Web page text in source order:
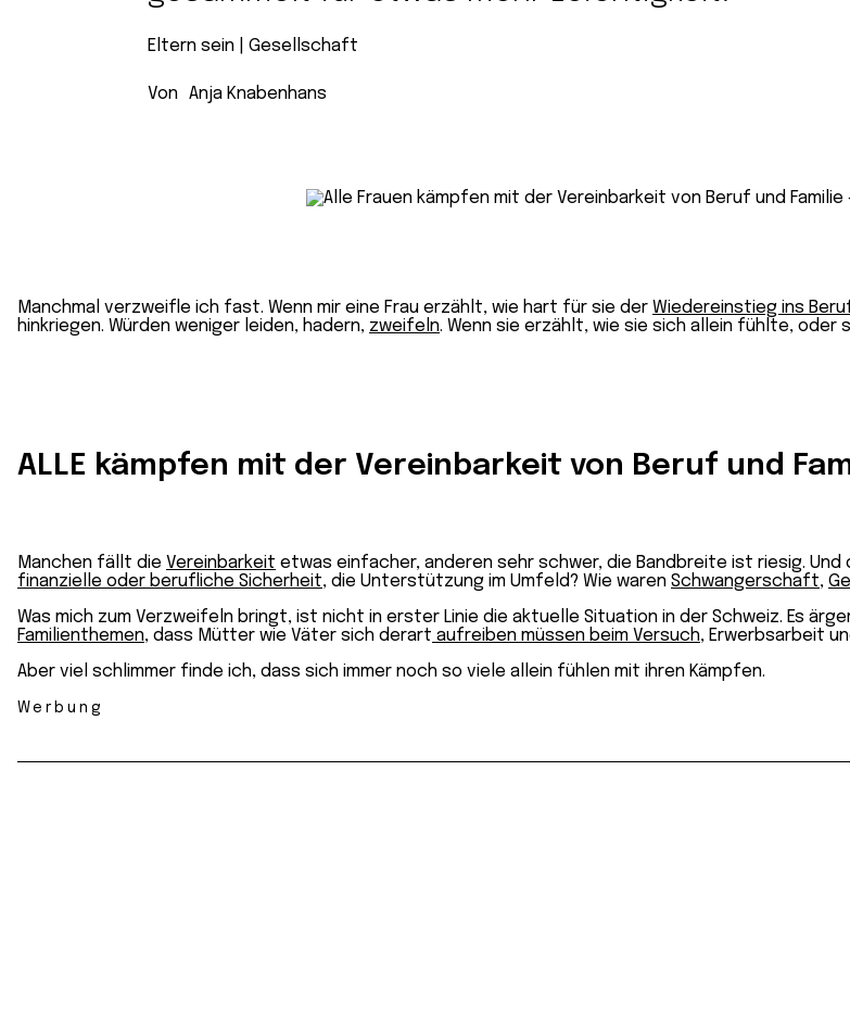
Eltern sein Gesellschaft
Von Anja Knabenhans
Manchmal verzweifle ich fast. Wenn mir eine Frau erzählt, wie hart für sie der Wiedereinstieg ins
hinkriegen. Würden weniger leiden, hadern, zweifeln. Wenn sie erzählt, wie sie sich allein fühlte, oder
ALLE kämpfen mit der Vereinbarkeit von Beruf und
Manchen fällt die Vereinbarkeit etwas einfacher, anderen sehr schwer, die Bandbreite ist riesig.
finanzielle oder berufliche Sicherheit, die Unterstützung im Umfeld? Wie waren Schwangerschaft,
Was mich zum Verzweifeln bringt, ist nicht in erster Linie die aktuelle Situation in der Schweiz. Es
Familienthemen, dass Mütter wie Väter sich derart aufreiben müssen beim Versuch, Erwerbsarbeit
Aber viel schlimmer finde ich, dass sich immer noch so viele allein fühlen mit ihren Kämpfen.
Werbung